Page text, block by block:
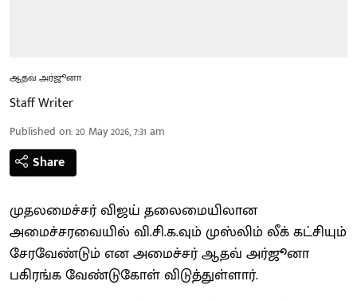
ஆதவ் அர்ஜூனா
Staff Writer
Published on:20 May 2026, 7:31 am
Share
முதலமைச்சர் விஜய் தலைமையிலான
அமைச்சரவையில் வி.சி.க.வும் முஸ்லிம் லீக் கட்சியும்
சேரவேண்டும் என அமைச்சர் ஆதவ் அர்ஜூனா
பகிரங்க வேண்டுகோள் விடுத்துள்ளார்.